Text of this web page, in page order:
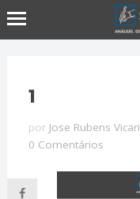
1
por Jose Rubens Vicari
0 Comentários